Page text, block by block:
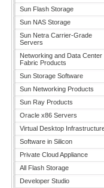
Sun Flash Storage
Sun NAS Storage
Sun Netra Carrier-Grade
Servers
Networking and Data Center
Fabric Products
Sun Storage Software
Sun Networking Products
Sun Ray Products
Oracle x86 Servers
Virtual Desktop
Software in Silicon
Private Cloud Appliance
All Flash Storage
Developer Studio